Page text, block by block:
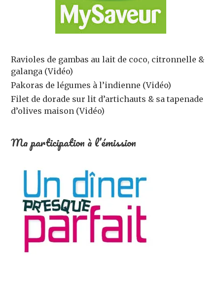
Ravioles de gambas au lait de coco, citronnelle &
galanga (Vidéo)
Pakoras de légumes à l’indienne (Vidéo)
Filet de dorade sur lit d’artichauts & sa tapenade
d’olives maison (Vidéo)
Ma participation à l’émission